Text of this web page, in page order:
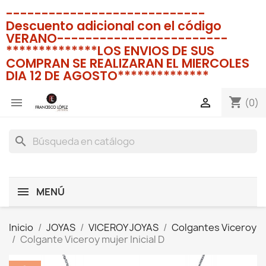
----------------------------
Descuento adicional con el código
VERANO------------------------
**************LOS ENVIOS DE SUS
COMPRAN SE REALIZARAN EL MIERCOLES
DIA 12 DE AGOSTO**************
 shopping_cart (0)

search
MENÚ
Inicio JOYAS VICEROY JOYAS
Colgantes Viceroy
Colgante Viceroy mujer Inicial D